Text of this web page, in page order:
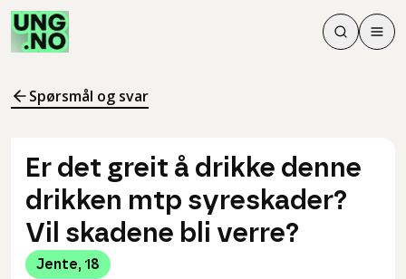
Søk
Søk
Meny
Spørsmål og svar
Er det greit å drikke denne
drikken mtp syreskader?
Vil skadene bli verre?
Jente, 18